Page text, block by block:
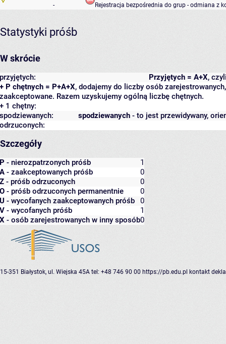
- Rejestracja bezpośrednia do grup - odmiana z
Statystyki próśb
W skrócie
Przyjętych = A+X,
przyjętych:
+ P chętnych = P+A+X, dodajemy do liczby osób
zaakceptowane. Razem uzyskujemy ogólną liczbę chętnych.
+ 1 chętny:
spodziewanych - to jest przewidywany,
spodziewanych:
odrzuconych:
Szczegóły
P - nierozpatrzonych próśb
1
A - zaakceptowanych próśb
0
Z - próśb odrzuconych
0
O - próśb odrzuconych permanentnie
0
U - wycofanych zaakceptowanych próśb
0
V - wycofanych próśb
1
X - osób zarejestrowanych w inny sposób0
15-351 Białystok, ul. Wiejska 45A tel: +48 746 90 00 https://pb.edu.pl kontakt